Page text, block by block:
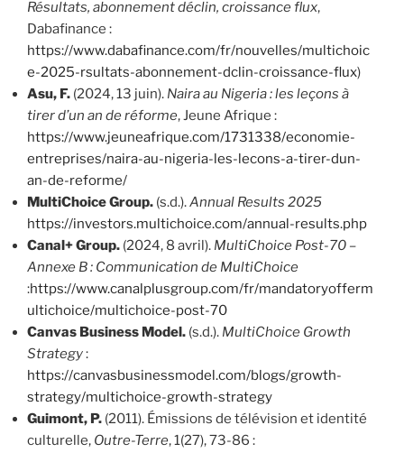
Résultats, abonnement déclin, croissance flux,
Dabafinance :
https://www.dabafinance.com/fr/nouvelles/multichoic
e-2025-rsultats-abonnement-dclin-croissance-flux)
Asu, F. (2024, 13 juin). Naira au Nigeria : les leçons à
tirer d’un an de réforme, Jeune Afrique :
https://www.jeuneafrique.com/1731338/economie-
entreprises/naira-au-nigeria-les-lecons-a-tirer-dun-
an-de-reforme/
MultiChoice Group. (s.d.).Annual Results 2025
https://investors.multichoice.com/annual-results.php
Canal+ Group. (2024, 8 avril). MultiChoice Post-70 –
Annexe B : Communication de MultiChoice
:https://www.canalplusgroup.com/fr/mandatoryofferm
ultichoice/multichoice-post-70
Canvas Business Model. (s.d.). MultiChoice Growth
Strategy:
https://canvasbusinessmodel.com/blogs/growth-
strategy/multichoice-growth-strategy
Guimont, P. (2011). Émissions de télévision et identité
culturelle, Outre-Terre, 1(27), 73-86 :